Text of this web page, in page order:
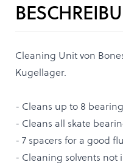
Cleaning Unit von
Kugellager.
- Cleans up to 8
- Cleans all skate
- 7 spacers for a good
- Cleaning solvents not